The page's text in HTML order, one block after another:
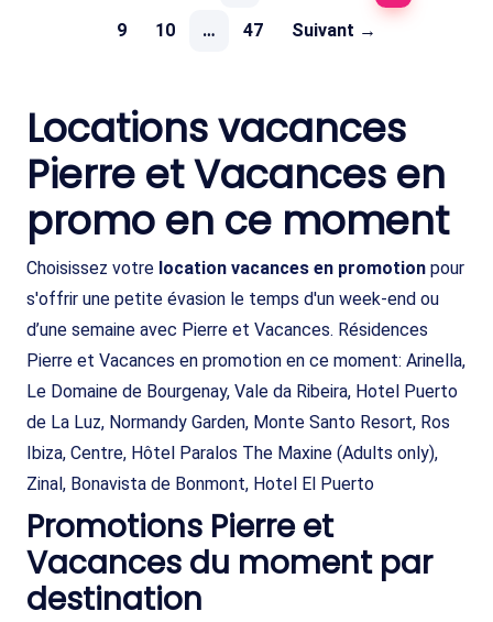
9 10 … 47 Suivant →
Locations vacances
Pierre et Vacances en
promo en ce moment
Choisissez votre location vacances en promotion pour
s'offrir une petite évasion le temps d'un week-end ou
d’une semaine avec Pierre et Vacances. Résidences
Pierre et Vacances en promotion en ce moment: Arinella,
Le Domaine de Bourgenay, Vale da Ribeira, Hotel Puerto
de La Luz, Normandy Garden, Monte Santo Resort, Ros
Ibiza, Centre, Hôtel Paralos The Maxine (Adults only),
Zinal, Bonavista de Bonmont, Hotel El Puerto
Promotions Pierre et
Vacances du moment par
destination